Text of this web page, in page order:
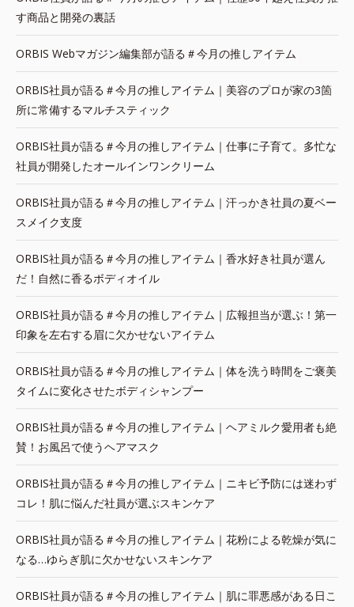
す商品と開発の裏話
ORBIS Webマガジン編集部が語る＃今月の推しアイテム
ORBIS社員が語る＃今月の推しアイテム｜美容のプロが家の3箇
所に常備するマルチスティック
ORBIS社員が語る＃今月の推しアイテム｜仕事に子育て。多忙な
社員が開発したオールインワンクリーム
ORBIS社員が語る＃今月の推しアイテム｜汗っかき社員の夏ベー
スメイク支度
ORBIS社員が語る＃今月の推しアイテム｜香水好き社員が選ん
だ！自然に香るボディオイル
ORBIS社員が語る＃今月の推しアイテム｜広報担当が選ぶ！第一
印象を左右する眉に欠かせないアイテム
ORBIS社員が語る＃今月の推しアイテム｜体を洗う時間をご褒美
タイムに変化させたボディシャンプー
ORBIS社員が語る＃今月の推しアイテム｜ヘアミルク愛用者も絶
賛！お風呂で使うヘアマスク
ORBIS社員が語る＃今月の推しアイテム｜ニキビ予防には迷わず
コレ！肌に悩んだ社員が選ぶスキンケア
ORBIS社員が語る＃今月の推しアイテム｜花粉による乾燥が気に
なる…ゆらぎ肌に欠かせないスキンケア
ORBIS社員が語る＃今月の推しアイテム｜肌に罪悪感がある日こ